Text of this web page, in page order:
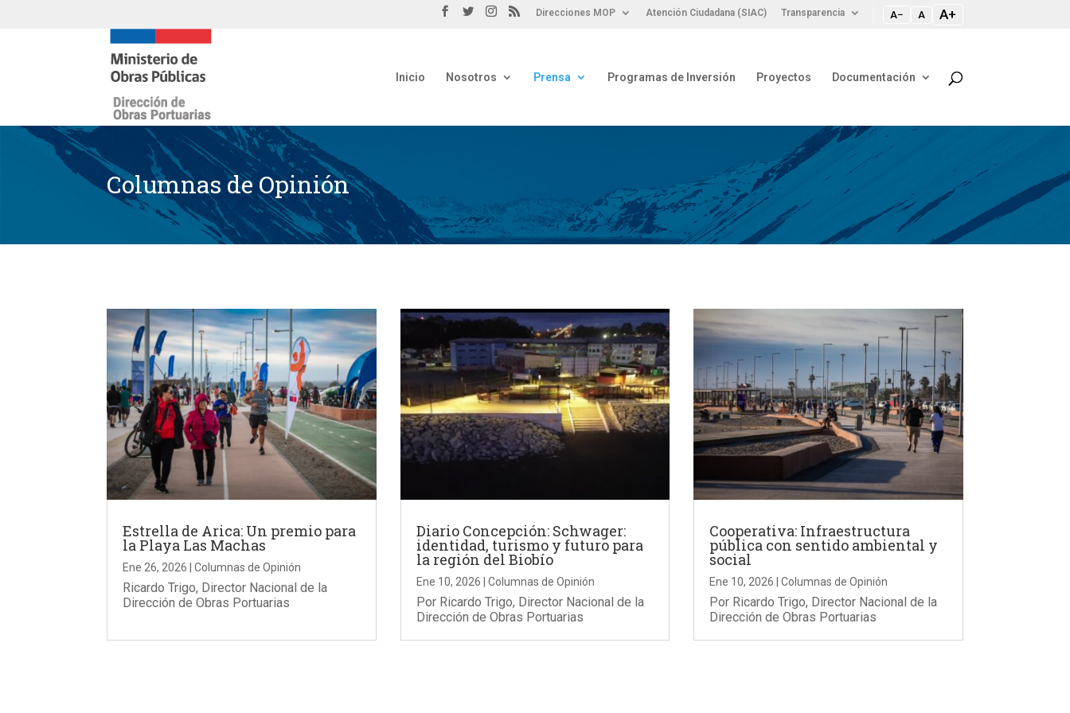
Direcciones MOP Atención Ciudadana (SIAC) Transparencia A− A A+
Inicio Nosotros Prensa Programas de Inversión Proyectos Documentación
Columnas de Opinión
Estrella de Arica: Un premio para
la Playa Las Machas
Ene 26, 2026 |Columnas de Opinión
Ricardo Trigo, Director Nacional de la
Dirección de Obras Portuarias
Diario Concepción: Schwager:
identidad, turismo y futuro para
la región del Biobío
Ene 10, 2026 Columnas de Opinión
Por Ricardo Trigo, Director Nacional de la
Dirección de Obras Portuarias
Cooperativa: Infraestructura
pública con sentido ambiental y
social
Ene 10, 2026 |Columnas de Opinión
Por Ricardo Trigo, Director Nacional de la
Dirección de Obras Portuarias